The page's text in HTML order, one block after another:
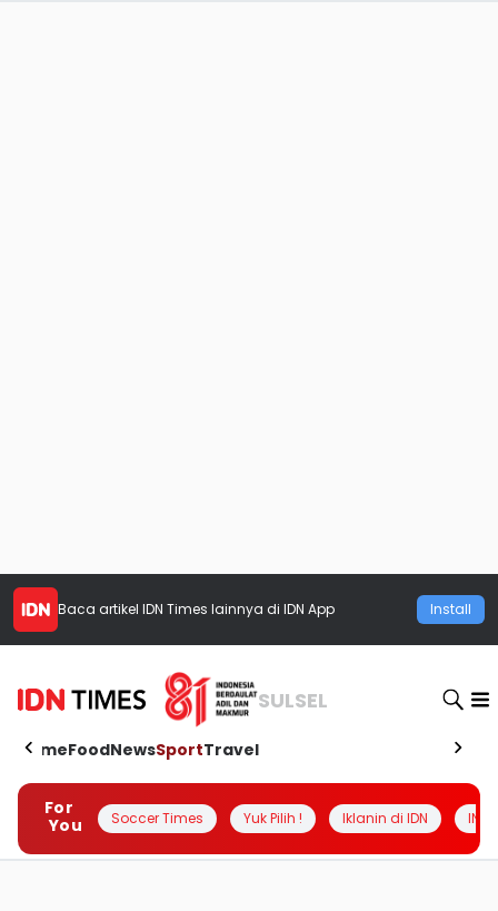
Baca artikel IDN Times lainnya di IDN App Install
SULSEL
HomeFoodNewsSportTravel
For
You
Soccer Times Yuk Pilih ! Iklanin di IDN